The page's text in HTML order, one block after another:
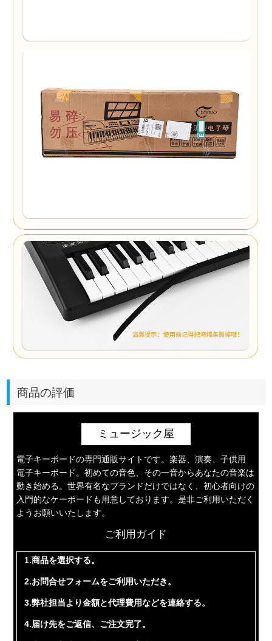
商品の評価
ミュージック屋
電子キーボードの専門通販サイトです。楽器、演奏、子供用
電子キーボード。初めての音色、その一音からあなたの音楽は
動き始める。世界有名なブランドだけではなく、初心者向けの
入門的なケーボードも用意しております。是非ご利用いただく
ようお願いいたします。
ご利用ガイド
1.商品を選択する。
2.お問合せフォームをご利用いただき。
3.弊社担当より金額と代理費用などを連絡する。
4.届け先をご返信、ご注文完了。